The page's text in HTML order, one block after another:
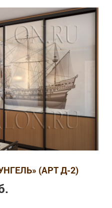
(АРТ Д-2)